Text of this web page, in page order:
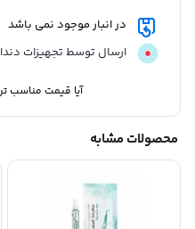
از وارمر کامپوزیت
های بی حسی و
در انبار موجود نمی باشد
ارسال توسط تجهیزات
آیا قیمت مناسب
محصولات مشابه